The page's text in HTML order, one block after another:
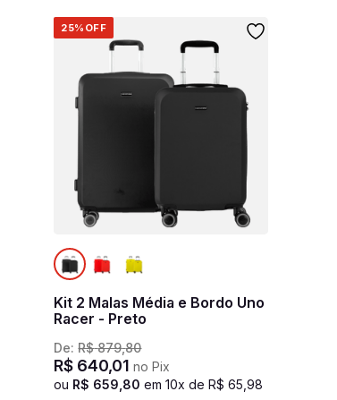
25% OFF
Kit 2 Malas Média e Bordo Uno
Racer - Preto
De:R$ 879,80
R$ 640,01 no Pix
ou R$ 659 80 em10x deR$ 65 ,98